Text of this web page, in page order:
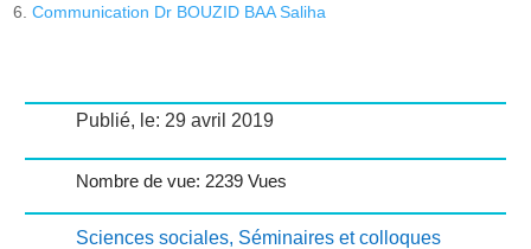
Communication Dr BOUZID BAA Saliha
Publié, le: 29 avril 2019
Nombre de vue: 2239 Vues
Sciences sociales, Séminaires et colloques